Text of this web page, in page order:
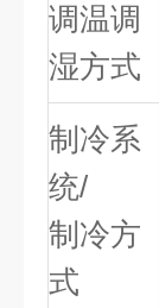
调温调
湿方式
制冷系
统/
制冷方
式